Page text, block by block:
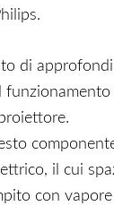
di
funzionamento
il cui
con